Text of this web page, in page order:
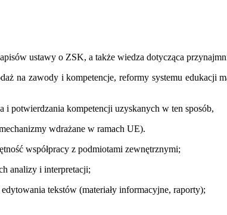
ustawy o ZSK, a także wiedza dotycząca
na zawody i kompetencje, reformy systemu edukacji
i potwierdzania kompetencji uzyskanych w ten sposób,
wdrażane w ramach UE).
współpracy z podmiotami zewnętrznymi;
analizy i interpretacji;
tekstów (materiały informacyjne, raporty);